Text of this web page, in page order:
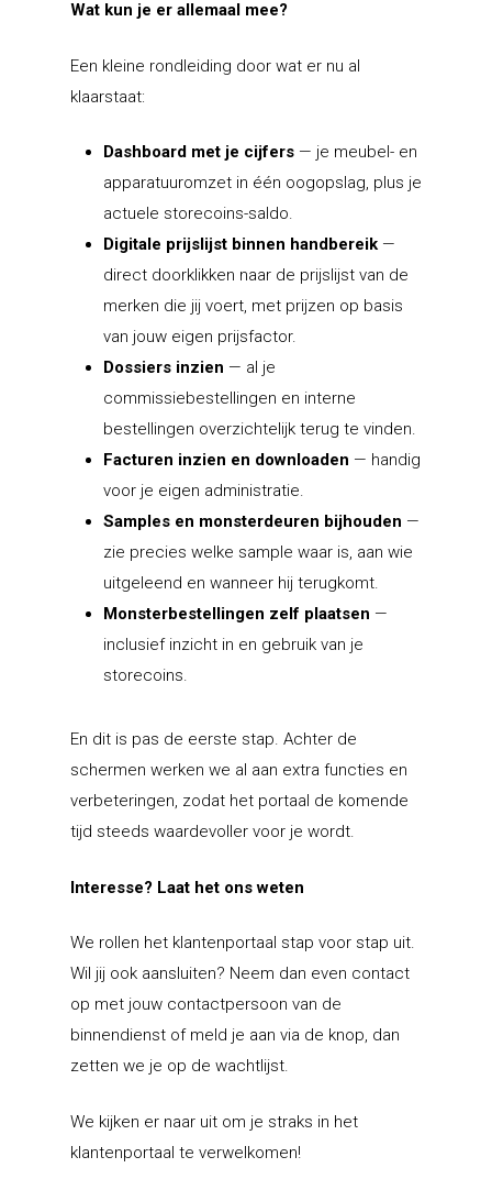
Wat kun je er allemaal mee?
Een kleine rondleiding door wat er nu al
klaarstaat:
Dashboard met je cijfers — je meubel- en
apparatuuromzet in één oogopslag, plus je
actuele storecoins-saldo.
Digitale prijslijst binnen handbereik —
direct doorklikken naar de prijslijst van de
merken die jij voert, met prijzen op basis
van jouw eigen prijsfactor.
Dossiers inzien — al je
commissiebestellingen en interne
bestellingen overzichtelijk terug te vinden.
Facturen inzien en downloaden — handig
voor je eigen administratie.
Samples en monsterdeuren bijhouden —
zie precies welke sample waar is, aan wie
uitgeleend en wanneer hij terugkomt.
Monsterbestellingen zelf plaatsen —
inclusief inzicht in en gebruik van je
storecoins.
En dit is pas de eerste stap. Achter de
schermen werken we al aan extra functies en
verbeteringen, zodat het portaal de komende
tijd steeds waardevoller voor je wordt.
Interesse? Laat het ons weten
We rollen het klantenportaal stap voor stap uit.
Wil jij ook aansluiten? Neem dan even contact
op met jouw contactpersoon van de
binnendienst of meld je aan via de knop, dan
zetten we je op de wachtlijst.
We kijken er naar uit om je straks in het
klantenportaal te verwelkomen!
Keukenmeubelen
Rotpunkt
USP’S
Collectie 2026
Schmidt
USP’S
Private label
Legio
oplossingen
Klant worden
Bestaande winkel
Diensten & retail
Hagro Dealer Support
HDS partners &
Voor wie?
Culitech selectie
Instore
Storechannel
Storecoins
Contact
Hagro Team
Schmidt
Rotpunkt
Software
Kiosk
Over ons
Actueel
Vacatures
Consumenten
Hagro Keukens
Edisonstraat 4
7903 AN Hoogeveen
E:info@hagrokeukens.nl
Culitetechselectie
Storechangers